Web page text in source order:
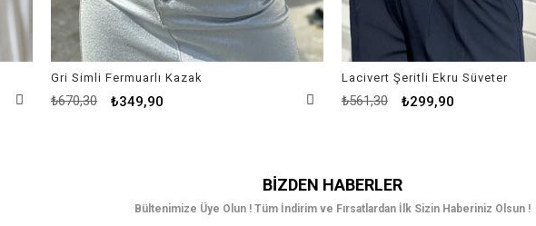
Gri Simli Fermuarlı Kazak
₺349,90
₺670,30
Lacivert Şeritli Ekru Süveter
₺299,90
₺561,30
BIZDEN HABERLER
Bültenimize Üye Olun ! Tüm İndirim ve Fırsatlardan İlk Sizin Haberiniz Olsun !